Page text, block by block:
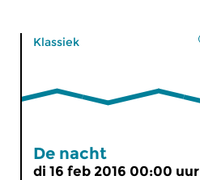
Klassiek
De nacht
di 16 feb 2016 00:00 uur